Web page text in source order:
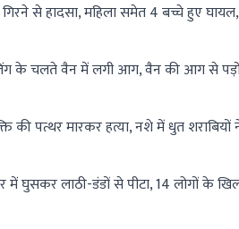
से हादसा, महिला समेत 4 बच्चे हुए
के चलते वैन में लगी आग, वैन की आग से
की पत्थर मारकर हत्या, नशे में धुत
लाठी-डंडों से पीटा, 14 लोगों के